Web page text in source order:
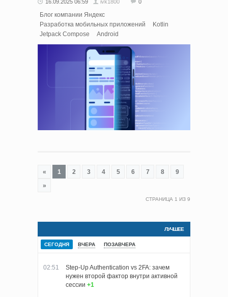
16.09.2025 06:59 ivk1800 0
Блог компании Яндекс
Разработка мобильных приложений
Kotlin
Jetpack Compose
Android
« 1 2 3 4 5 6 7 8
9
»
СТРАНИЦА 1 ИЗ 9
ЛУЧШЕЕ
СЕГОДНЯ ВЧЕРА ПОЗАВЧЕРА
02:51
Step-Up Authentication vs 2FA: зачем
нужен второй фактор внутри активной
сессии +1